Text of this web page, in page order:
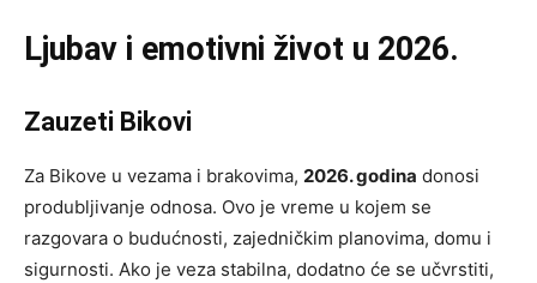
Ljubav i emotivni život u 2026.
Zauzeti Bikovi
Za Bikove u vezama i brakovima, 2026. godina donosi
produbljivanje odnosa. Ovo je vreme u kojem se
razgovara o budućnosti, zajedničkim planovima, domu i
sigurnosti. Ako je veza stabilna, dodatno će se učvrstiti,